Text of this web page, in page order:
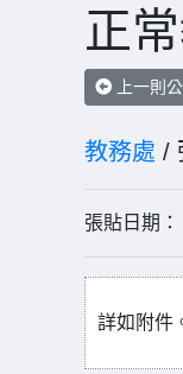
正
上一則
教務處 /
張貼日期
詳如附件